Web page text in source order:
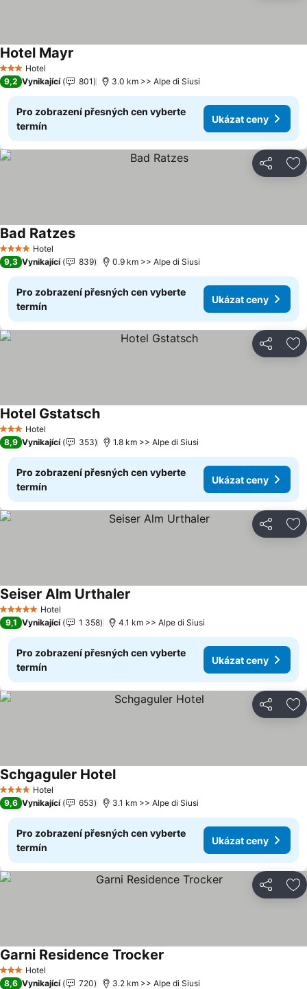
3 Počet hvězdiček
Hotel
Hotel Mayr
9,2 Vynikající 801 3.0 km >> Alpe di Siusi
Pro zobrazení přesných cen vyberte
termín
Ukázat ceny
Sdílet
4 Počet hvězdiček
Hotel
Bad Ratzes
9,3 Vynikající 839 0.9 km >> Alpe di Siusi
Pro zobrazení přesných cen vyberte
termín
Ukázat ceny
Sdílet
3 Počet hvězdiček
Hotel
Hotel Gstatsch
8,9 Vynikající 353 1.8 km >> Alpe di Siusi
Pro zobrazení přesných cen vyberte
termín
Ukázat ceny
Sdílet
5 Počet hvězdiček
Hotel
Seiser Alm Urthaler
9,1 Vynikající 1 358 4.1 km >> Alpe di Siusi
Pro zobrazení přesných cen vyberte
termín
Ukázat ceny
Sdílet
4 Počet hvězdiček
Hotel
Schgaguler Hotel
9,6 Vynikající 653 3.1 km >> Alpe di Siusi
Pro zobrazení přesných cen vyberte
termín
Ukázat ceny
Sdílet
3 Počet hvězdiček
Hotel
Garni Residence Trocker
8,6 Vynikající 720 3.2 km >> Alpe di Siusi